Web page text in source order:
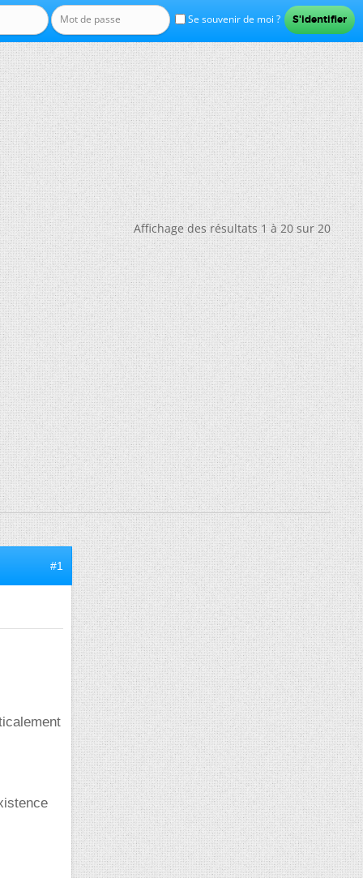
Se souvenir de moi ?
Affichage des résultats 1 à 20 sur 20
#1